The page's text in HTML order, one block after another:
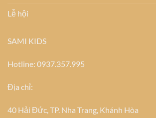
Lễ hội
SAMI KIDS
Hotline: 0937.357.995
Địa chỉ:
40 Hải Đức, TP. Nha Trang, Khánh Hòa